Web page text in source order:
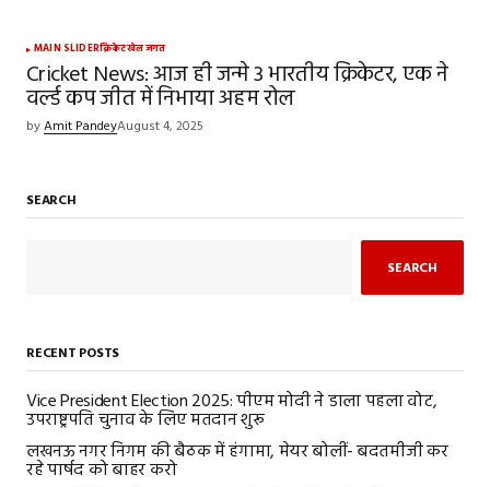
MAIN SLIDERक्रिकेटखेल जगत
Cricket News: आज ही जन्मे 3 भारतीय क्रिकेटर, एक ने
वर्ल्ड कप जीत में निभाया अहम रोल
byAmit PandeyAugust 4, 2025
SEARCH
SEARCH
RECENT POSTS
Vice President Election 2025: पीएम मोदी ने डाला पहला वोट,
उपराष्ट्रपति चुनाव के लिए मतदान शुरू
लखनऊ नगर निगम की बैठक में हंगामा, मेयर बोलीं- बदतमीजी कर
रहे पार्षद को बाहर करो